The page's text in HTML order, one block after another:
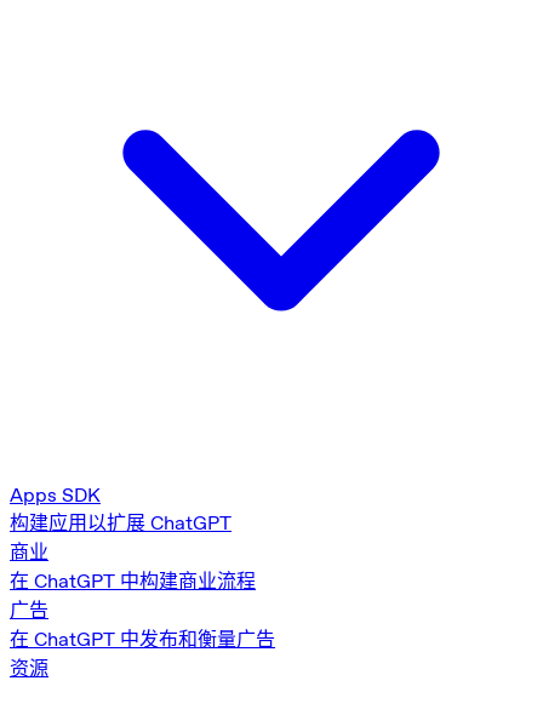
Apps SDK
构建应用以扩展 ChatGPT
商业
在 ChatGPT 中构建商业流程
广告
在 ChatGPT 中发布和衡量广告
资源